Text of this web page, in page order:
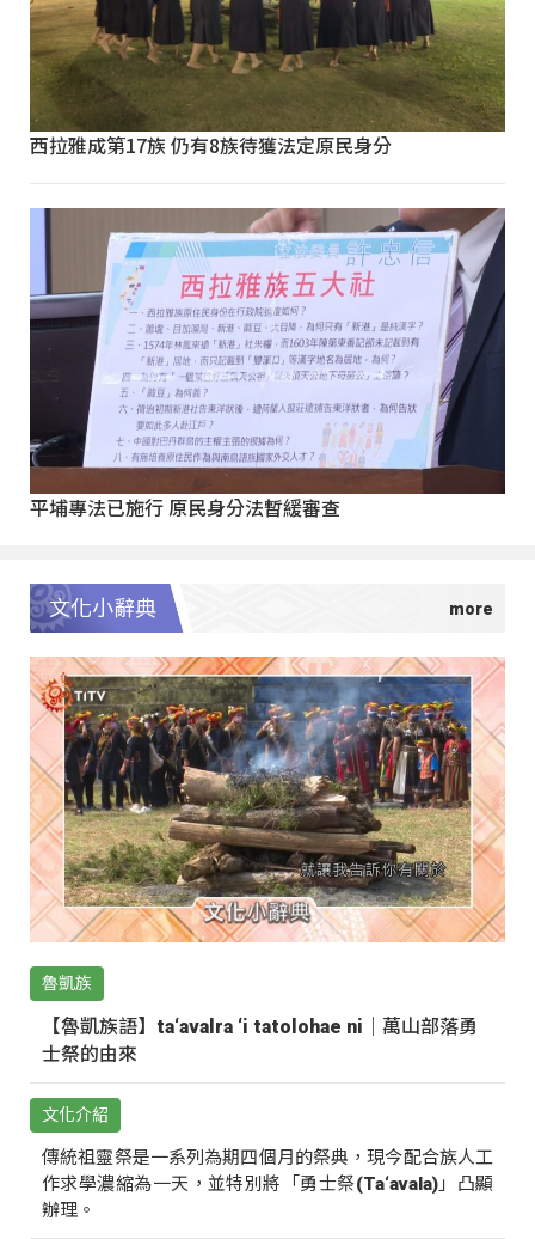
西拉雅成第17族 仍有8族待獲法定原民身分
平埔專法已施行 原民身分法暫緩審查
文化小辭典
魯凱族
【魯凱族語】ta‘avalra ‘i tatolohae ni｜萬山部落勇
士祭的由來
文化介紹
傳統祖靈祭是一系列為期四個月的祭典，現今配合族人工
作求學濃縮為一天，並特別將「勇士祭(Ta‘avala)」凸顯
辦理。